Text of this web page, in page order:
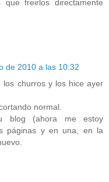
freirlos directamente
de 2010 a las 10:32
los churros y los hice ayer
normal.
blog (ahora me estoy
páginas y en una, en la